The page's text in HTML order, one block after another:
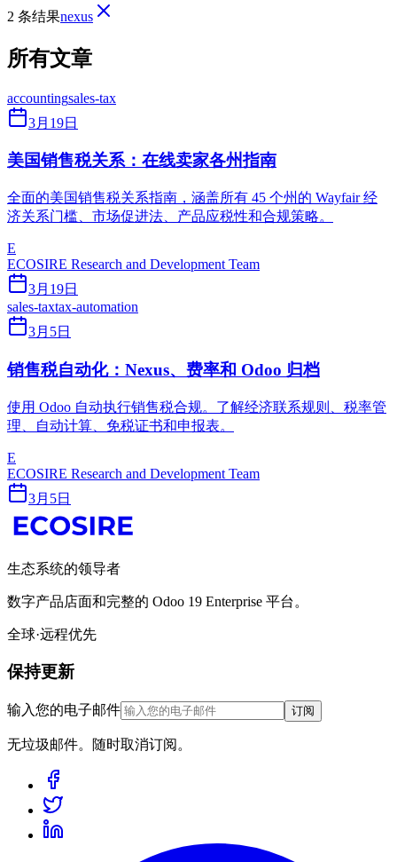
2 条结果nexus
所有文章
accountingsales-tax
3月19日
美国销售税关系：在线卖家各州指南
全面的美国销售税关系指南，涵盖所有 45 个州的 Wayfair 经
济关系门槛、市场促进法、产品应税性和合规策略。
E
ECOSIRE Research and Development Team
3月19日
sales-taxtax-automation
3月5日
销售税自动化：Nexus、费率和 Odoo 归档
使用 Odoo 自动执行销售税合规。了解经济联系规则、税率管
理、自动计算、免税证书和申报表。
E
ECOSIRE Research and Development Team
3月5日
生态系统的领导者
数字产品店面和完整的 Odoo 19 Enterprise 平台。
全球·远程优先
保持更新
输入您的电子邮件 订阅
无垃圾邮件。随时取消订阅。